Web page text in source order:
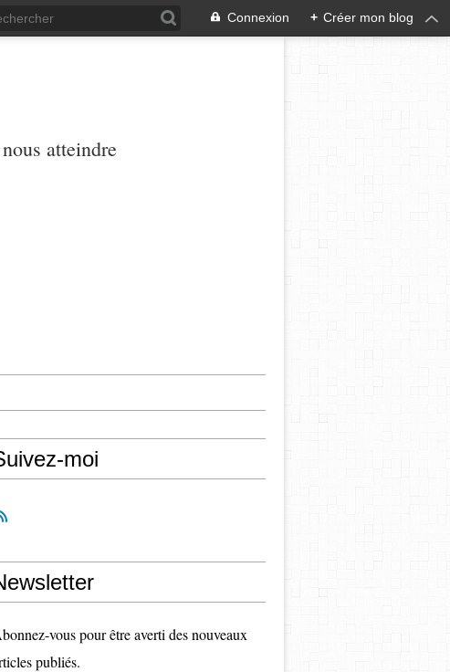
Connexion + Créer mon blog
atteindre
moi
vous pour être averti des nouveaux
publiés.